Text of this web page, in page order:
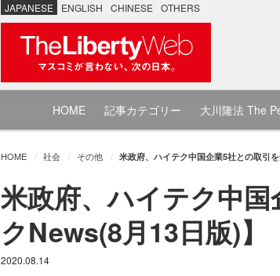
JAPANESE ENGLISH CHINESE OTHERS
HOME 記事カテゴリー 大川隆法 The
HOME 社会 その他 米政府、ハイテク中国企業5社との取引
米政府、ハイテク中
クNews(8月13日版)】
2020.08.14